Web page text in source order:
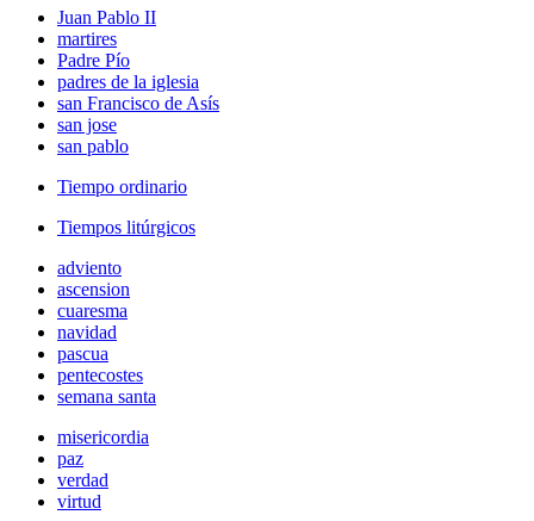
Juan Pablo II
martires
Padre Pío
padres de la iglesia
san Francisco de Asís
san jose
san pablo
Tiempo ordinario
Tiempos litúrgicos
adviento
ascension
cuaresma
navidad
pascua
pentecostes
semana santa
misericordia
paz
verdad
virtud